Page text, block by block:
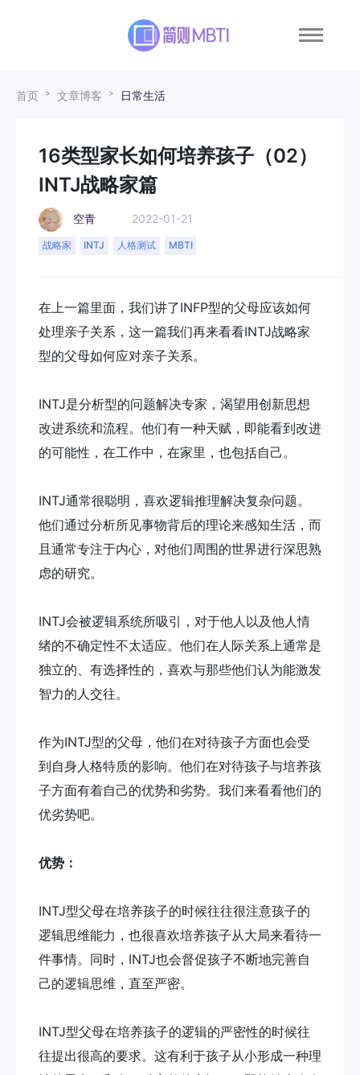
首页 文章博客 日常生活
16类型家长如何培养孩子（02）
INTJ战略家篇
空青 2022-01-21
MBTI
人格测试
INTJ
战略家
在上一篇里面，我们讲了INFP型的父母应该如何
处理亲子关系，这一篇我们再来看看INTJ战略家
型的父母如何应对亲子关系。
INTJ是分析型的问题解决专家，渴望用创新思想
改进系统和流程。他们有一种天赋，即能看到改进
的可能性，在工作中，在家里，也包括自己。
INTJ通常很聪明，喜欢逻辑推理解决复杂问题。
他们通过分析所见事物背后的理论来感知生活，而
且通常专注于内心，对他们周围的世界进行深思熟
虑的研究。
INTJ会被逻辑系统所吸引，对于他人以及他人情
绪的不确定性不太适应。他们在人际关系上通常是
独立的、有选择性的，喜欢与那些他们认为能激发
智力的人交往。
作为INTJ型的父母，他们在对待孩子方面也会受
到自身人格特质的影响。他们在对待孩子与培养孩
子方面有着自己的优势和劣势。我们来看看他们的
优劣势吧。
优势：
INTJ型父母在培养孩子的时候往往很注意孩子的
逻辑思维能力，也很喜欢培养孩子从大局来看待一
件事情。同时，INTJ也会督促孩子不断地完善自
己的逻辑思维，直至严密。
INTJ型父母在培养孩子的逻辑的严密性的时候往
往提出很高的要求。这有利于孩子从小形成一种理